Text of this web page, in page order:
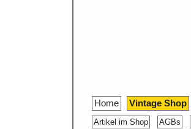
Home Vintage Shop
Artikel im Shop AGBs